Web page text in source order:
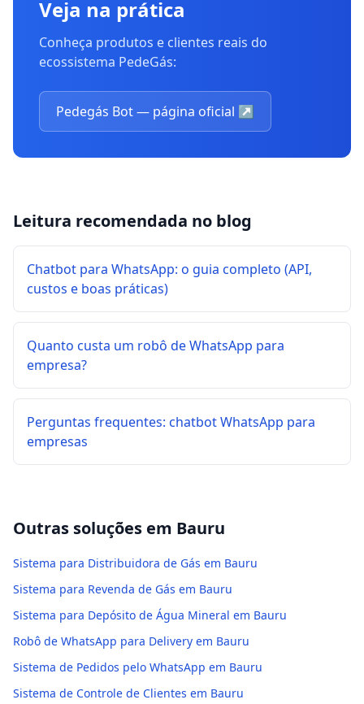
Veja na prática
Conheça produtos e clientes reais do
ecossistema PedeGás:
Pedegás Bot — página oficial ↗
Leitura recomendada no blog
Chatbot para WhatsApp: o guia completo (API,
custos e boas práticas)
Quanto custa um robô de WhatsApp para
empresa?
Perguntas frequentes: chatbot WhatsApp para
empresas
Outras soluções em Bauru
Sistema para Distribuidora de Gás em Bauru
Sistema para Revenda de Gás em Bauru
Sistema para Depósito de Água Mineral em Bauru
Robô de WhatsApp para Delivery em Bauru
Sistema de Pedidos pelo WhatsApp em Bauru
Sistema de Controle de Clientes em Bauru